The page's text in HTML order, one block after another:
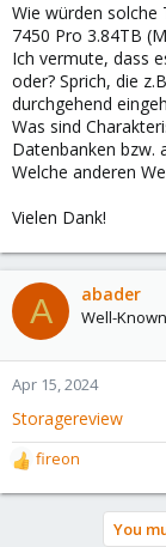
Wie würden solche
7450 Pro 3.84TB
Ich vermute, dass
oder? Sprich, die
durchgehend
Was sind
Datenbanken bzw.
Welche anderen
Vielen Dank!
A abader
Well-
Apr 15, 2024
Storagereview
R
e
fireon
You